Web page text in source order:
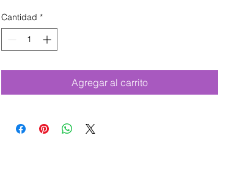
Cantidad *
Agregar al carrito